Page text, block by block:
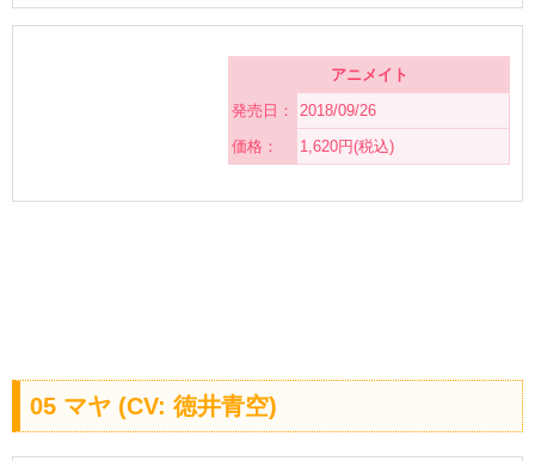
アニメイト
発売日：
2018/09/26
価格：
1,620円(税込)
05 マヤ (CV: 徳井青空)